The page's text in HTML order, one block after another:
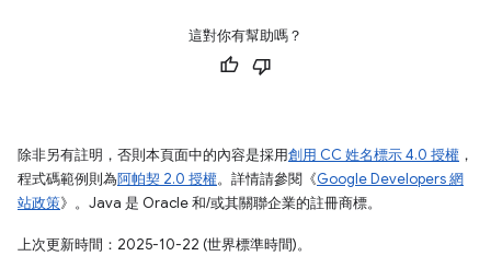
這對你有幫助嗎？
除非另有註明，否則本頁面中的內容是採用創用 CC 姓名標示 4.0 授權 ，
程式碼範例則為阿帕契 2.0 授權。詳情請參閱《Google Developers 網
站政策》。Java 是 Oracle 和/或其關聯企業的註冊商標。
上次更新時間：2025-10-22 (世界標準時間)。